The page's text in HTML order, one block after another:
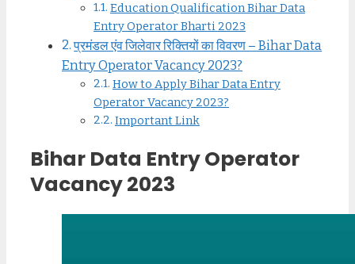
Education Qualification Bihar Data
Entry Operator Bharti 2023
प्रमंडल एंव जिलेवार रिक्तियों का विवरण – Bihar Data
Entry Operator Vacancy 2023?
How to Apply Bihar Data Entry
Operator Vacancy 2023?
Important Link
Bihar Data Entry Operator
Vacancy 2023